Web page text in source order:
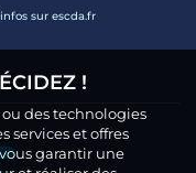
sur escda.fr
!
des technologies
services et offres
garantir une